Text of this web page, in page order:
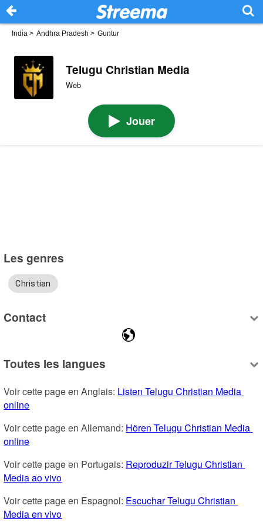
India > Andhra Pradesh > Guntur
Telugu Christian Media
Web
Jouer
Les genres
Christian
Contact
Toutes les langues
Voir cette page en Anglais: Listen Telugu Christian Media
online
Voir cette page en Allemand: Hören Telugu Christian Media
online
Voir cette page en Portugais: Reproduzir Telugu Christian
Media ao vivo
Voir cette page en Espagnol: Escuchar Telugu Christian
Media en vivo